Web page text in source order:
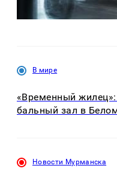
В мире
«Временный
бальный зал в
Новости Мурманска